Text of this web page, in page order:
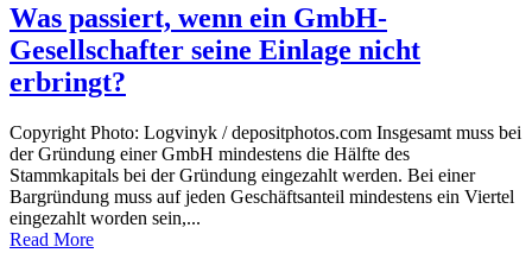
Was passiert, wenn ein GmbH-
Gesellschafter seine Einlage nicht
erbringt?
Copyright Photo: Logvinyk / depositphotos.com Insgesamt muss bei
der Gründung einer GmbH mindestens die Hälfte des
Stammkapitals bei der Gründung eingezahlt werden. Bei einer
Bargründung muss auf jeden Geschäftsanteil mindestens ein Viertel
eingezahlt worden sein,...
Read More